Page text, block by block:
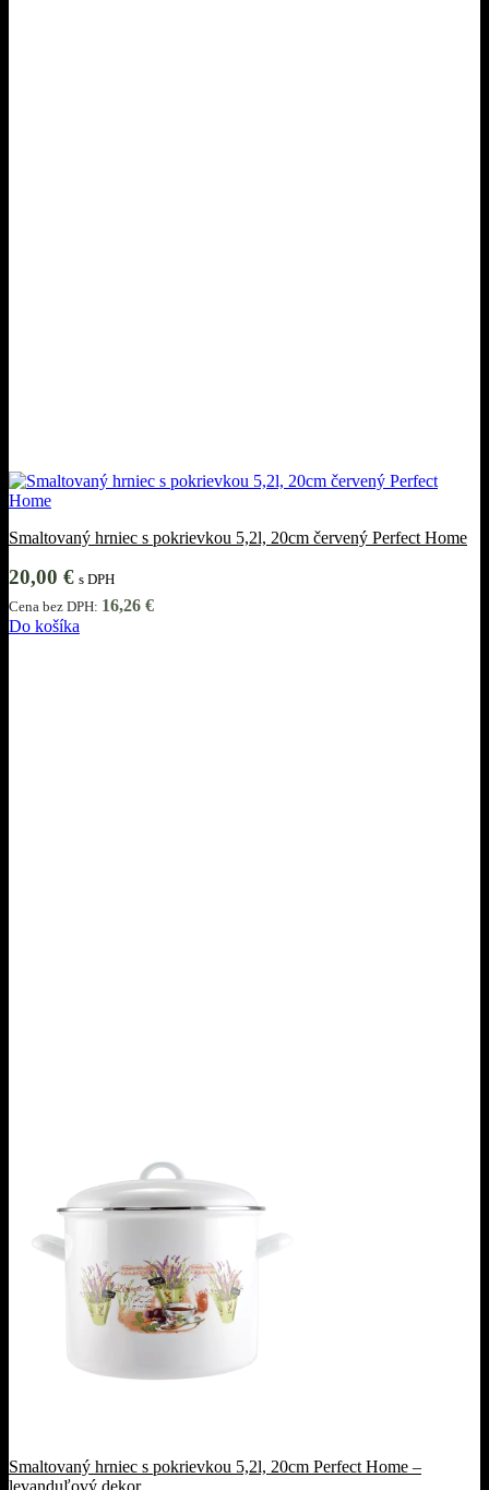
Smaltovaný hrniec s pokrievkou 5,2l, 20cm červený Perfect Home
20,00 € s DPH
Cena bez DPH: 16,26 €
Do košíka
Smaltovaný hrniec s pokrievkou 5,2l, 20cm Perfect Home –
levanduľový dekor